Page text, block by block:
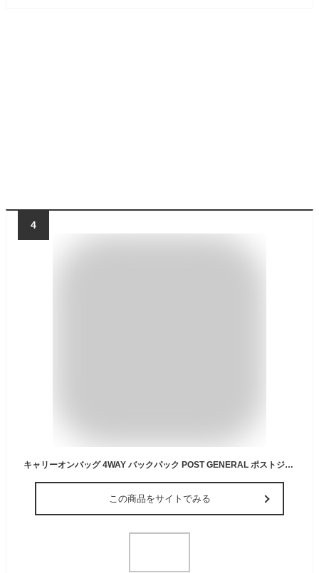
4
キャリーオンバッグ 4WAY バックパック POST GENERAL ポストジェネラル ショルダーバッグ ハンドバッグ リュック 肩掛け 斜め掛け 通勤 出張 旅行 カバン 撥水 軽い 便利 シンプル おしゃれ A4ファイル PC収納 タブレット 大容量 便利 メンズ 男性 ビジネス 64699
この商品をサイトでみる